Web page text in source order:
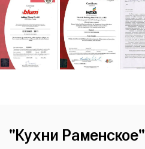
"Кухни Раменское"